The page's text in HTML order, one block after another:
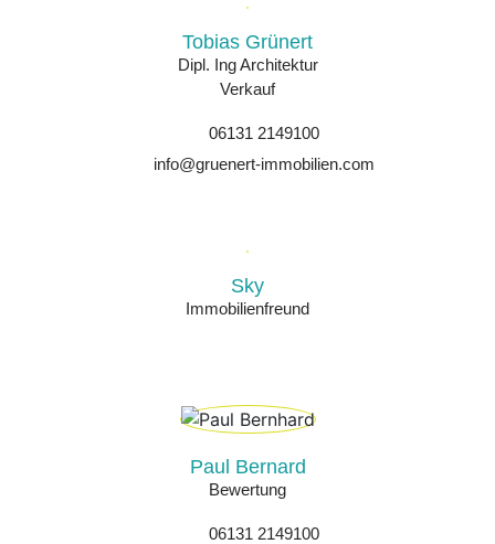
Tobias Grünert
Dipl. Ing Architektur
Verkauf
06131 2149100
info@gruenert-immobilien.com
Sky
Immobilienfreund
Paul Bernard
Bewertung
06131 2149100